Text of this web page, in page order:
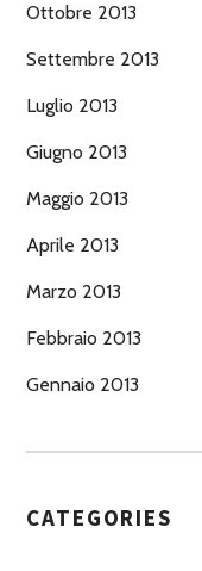
Ottobre 2013
Settembre 2013
Luglio 2013
Giugno 2013
Maggio 2013
Aprile 2013
Marzo 2013
Febbraio 2013
Gennaio 2013
CATEGORIES